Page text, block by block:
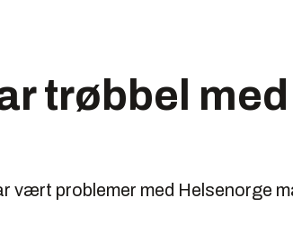
trøbbel med
vært problemer med Helsenorge